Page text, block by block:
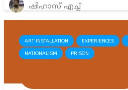
ഷിഹാസ് എച്ച്
ART INSTALLATION EXPERIENCES
NATIONALISM PRISON